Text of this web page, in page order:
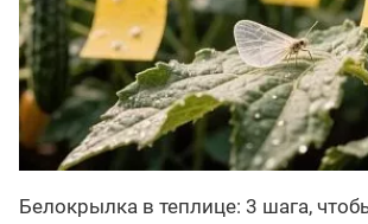
Белокрылка в теплице: 3 шага,